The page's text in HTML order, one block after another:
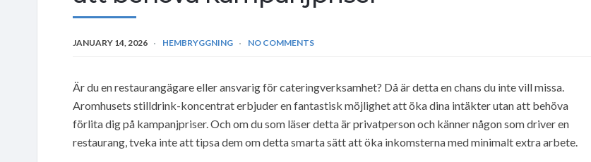
JANUARY 14, 2026 HEMBRYGGNING NO COMMENTS
Är du en restaurangägare eller ansvarig för cateringverksamhet? Då är detta en chans du inte vill missa.
Aromhusets stilldrink-koncentrat erbjuder en fantastisk möjlighet att öka dina intäkter utan att behöva
förlita dig på kampanjpriser. Och om du som läser detta är privatperson och känner någon som driver en
restaurang, tveka inte att tipsa dem om detta smarta sätt att öka inkomsterna med minimalt extra arbete.